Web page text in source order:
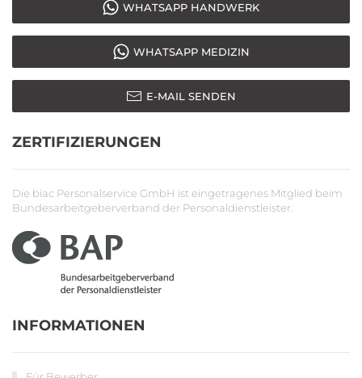
WHATSAPP HANDWERK
WHATSAPP MEDIZIN
E-MAIL SENDEN
ZERTIFIZIERUNGEN
Die biac Personalservice GmbH ist eingetragenes Mitglied beim
Bundesarbeitgeberverband der Personaldienstleister.
INFORMATIONEN